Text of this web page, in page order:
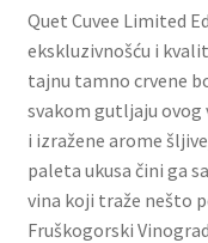
Slatki buketi
Pokloni
Pokloni za 8.
Pokloni za Dan
Quet Cuvee Limited
ekskluzivnošću i
tajnu tamno crvene
svakom gutljaju
i izražene arome
paleta ukusa čini ga
vina koji traže nešto
Fruškogorski